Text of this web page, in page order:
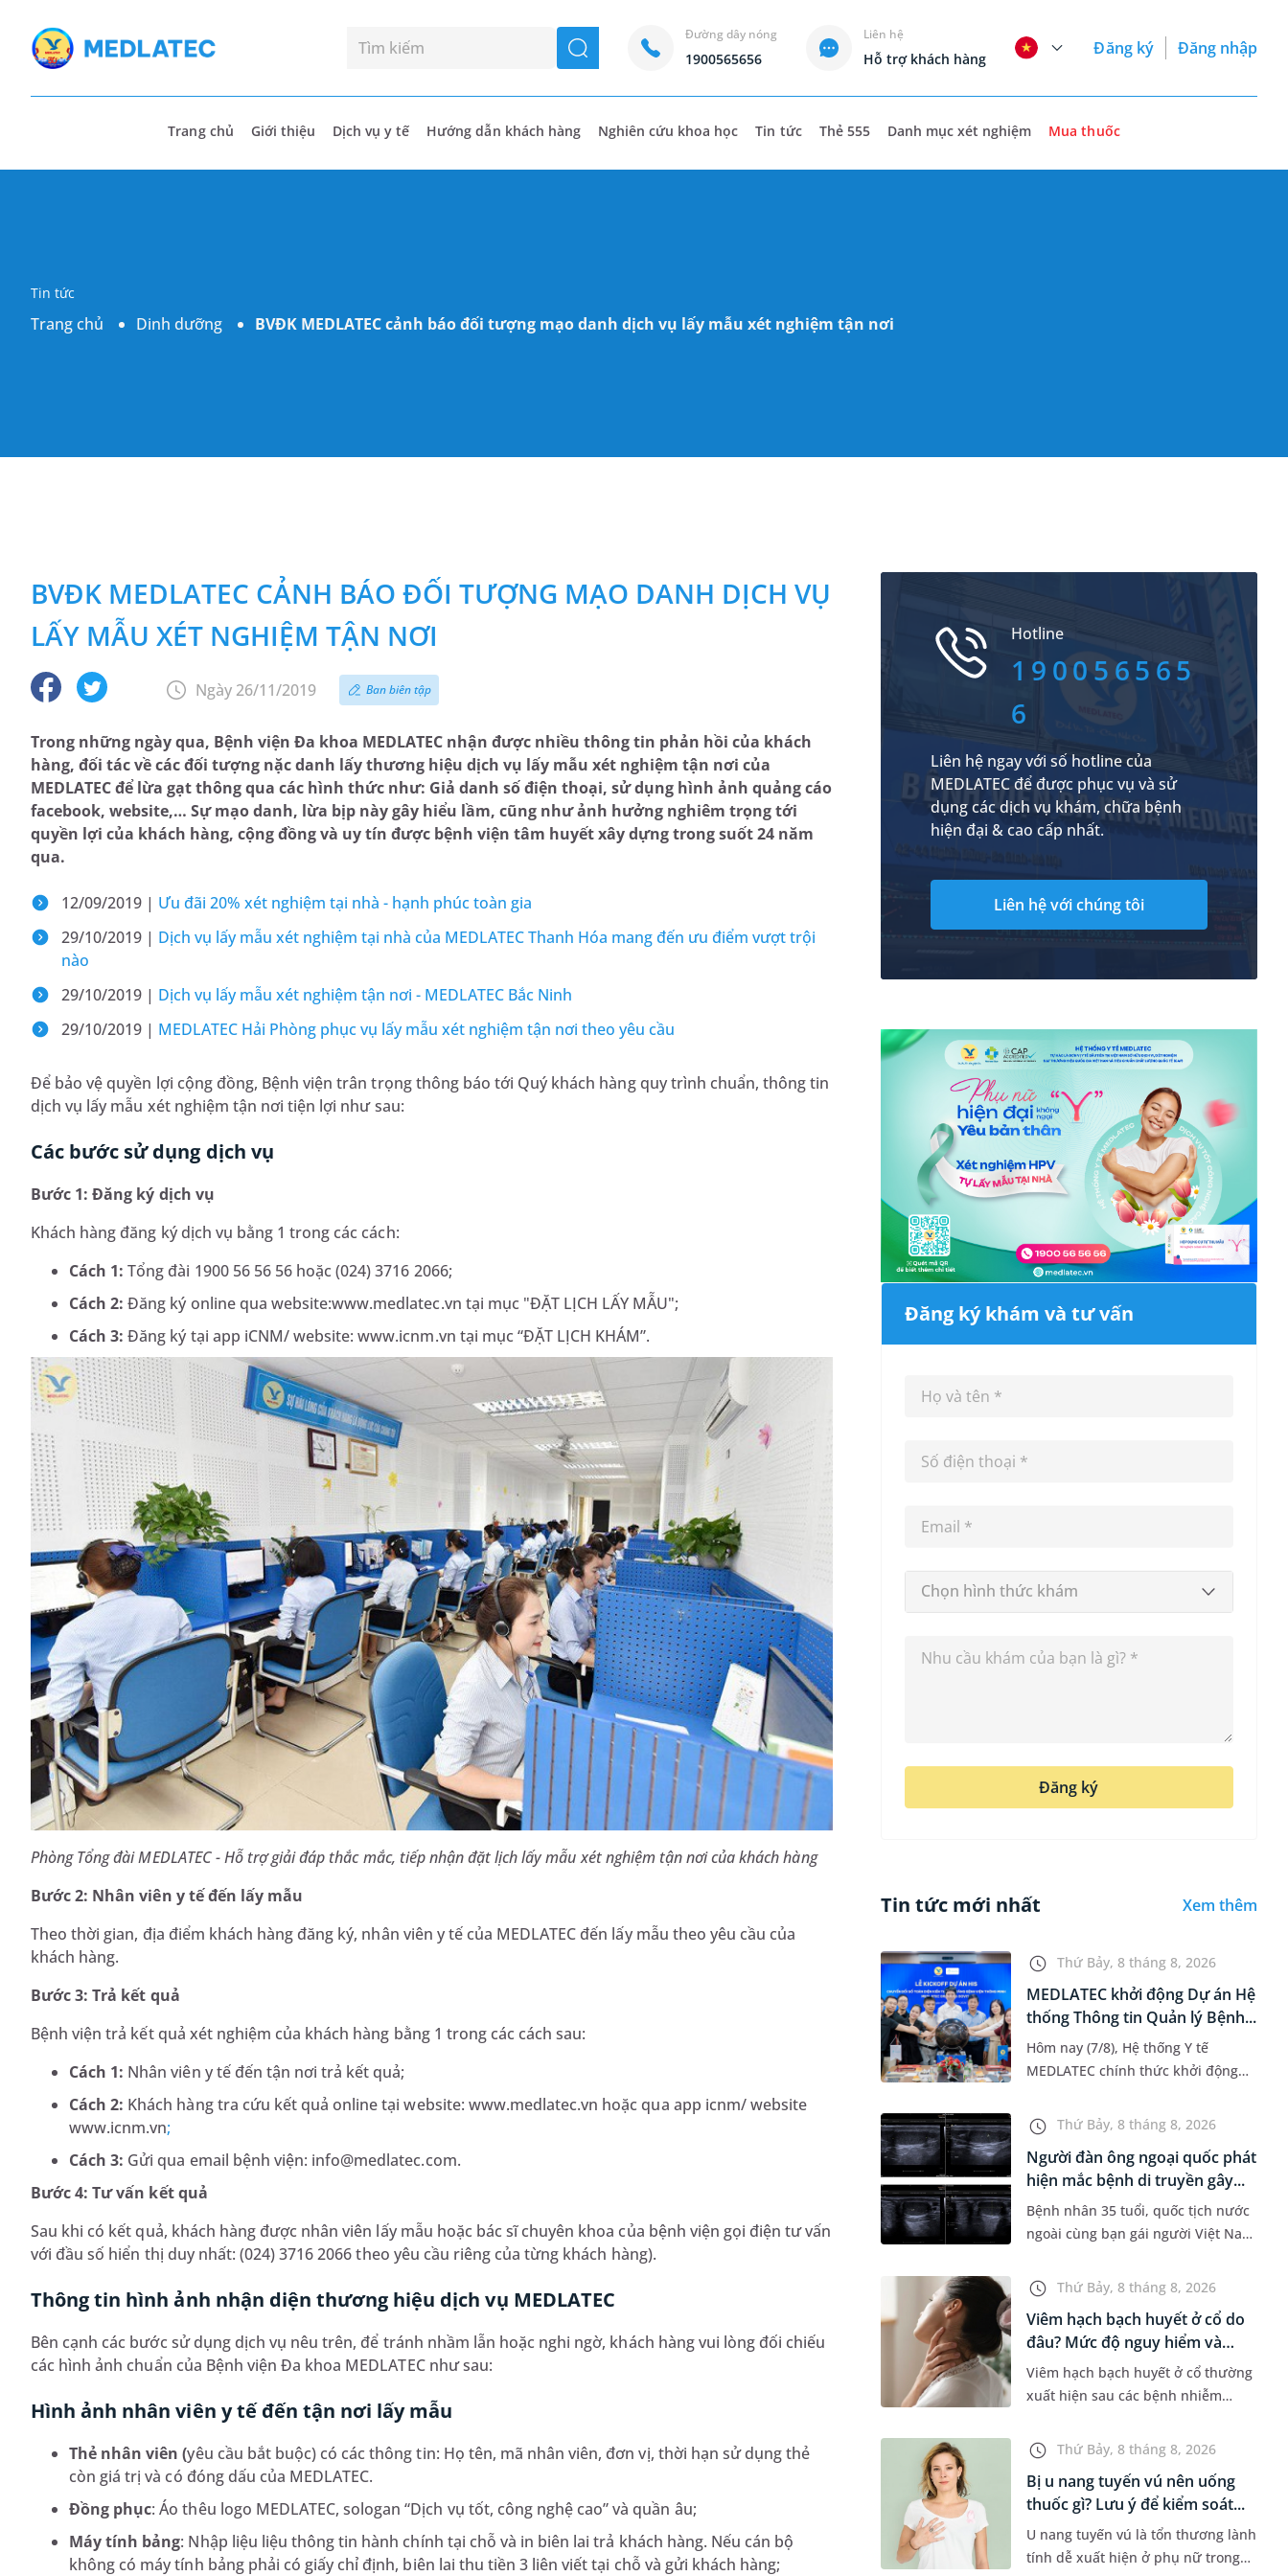
seach
Đường dây nóng
1900565656
Liên hệ
Hỗ trợ khách hàng
Đăng ký Đăng nhập
Trang chủ Giới thiệu Dịch vụ y tế Hướng dẫn khách hàng Nghiên cứu khoa học Tin tức Thẻ 555 Danh mục xét nghiệm Mua thuốc
Tin tức
Trang chủ Dinh dưỡng BVĐK MEDLATEC cảnh báo đối tượng mạo danh dịch vụ lấy mẫu xét nghiệm tận nơi
BVĐK MEDLATEC CẢNH BÁO ĐỐI TƯỢNG MẠO DANH DỊCH VỤ
LẤY MẪU XÉT NGHIỆM TẬN NƠI
Ngày 26/11/2019 Ban biên tập
Trong những ngày qua, Bệnh viện Đa khoa MEDLATEC nhận được nhiều thông tin phản hồi của khách
hàng, đối tác về các đối tượng nặc danh lấy thương hiệu dịch vụ lấy mẫu xét nghiệm tận nơi của
MEDLATEC để lừa gạt thông qua các hình thức như: Giả danh số điện thoại, sử dụng hình ảnh quảng cáo
facebook, website,… Sự mạo danh, lừa bịp này gây hiểu lầm, cũng như ảnh hưởng nghiêm trọng tới
quyền lợi của khách hàng, cộng đồng và uy tín được bệnh viện tâm huyết xây dựng trong suốt 24 năm
qua.
12/09/2019 | Ưu đãi 20% xét nghiệm tại nhà - hạnh phúc toàn gia
29/10/2019 | Dịch vụ lấy mẫu xét nghiệm tại nhà của MEDLATEC Thanh Hóa mang đến ưu điểm vượt trội
nào
29/10/2019 | Dịch vụ lấy mẫu xét nghiệm tận nơi - MEDLATEC Bắc Ninh
29/10/2019 | MEDLATEC Hải Phòng phục vụ lấy mẫu xét nghiệm tận nơi theo yêu cầu
Để bảo vệ quyền lợi cộng đồng, Bệnh viện trân trọng thông báo tới Quý khách hàng quy trình chuẩn, thông tin
dịch vụ lấy mẫu xét nghiệm tận nơi tiện lợi như sau:
Các bước sử dụng dịch vụ
Bước 1: Đăng ký dịch vụ
Khách hàng đăng ký dịch vụ bằng 1 trong các cách:
Cách 1: Tổng đài 1900 56 56 56 hoặc (024) 3716 2066;
Cách 2: Đăng ký online qua website:www.medlatec.vn tại mục "ĐẶT LỊCH LẤY MẪU";
Cách 3: Đăng ký tại app iCNM/ website: www.icnm.vn tại mục “ĐẶT LỊCH KHÁM”.
Phòng Tổng đài MEDLATEC - Hỗ trợ giải đáp thắc mắc, tiếp nhận đặt lịch lấy mẫu xét nghiệm tận nơi của khách hàng
Bước 2: Nhân viên y tế đến lấy mẫu
Theo thời gian, địa điểm khách hàng đăng ký, nhân viên y tế của MEDLATEC đến lấy mẫu theo yêu cầu của
khách hàng.
Bước 3: Trả kết quả
Bệnh viện trả kết quả xét nghiệm của khách hàng bằng 1 trong các cách sau:
Cách 1: Nhân viên y tế đến tận nơi trả kết quả;
Cách 2: Khách hàng tra cứu kết quả online tại website: www.medlatec.vn hoặc qua app icnm/ website
www.icnm.vn;
Cách 3: Gửi qua email bệnh viện: info@medlatec.com.
Bước 4: Tư vấn kết quả
Sau khi có kết quả, khách hàng được nhân viên lấy mẫu hoặc bác sĩ chuyên khoa của bệnh viện gọi điện tư vấn
với đầu số hiển thị duy nhất: (024) 3716 2066 theo yêu cầu riêng của từng khách hàng).
Thông tin hình ảnh nhận diện thương hiệu dịch vụ MEDLATEC
Bên cạnh các bước sử dụng dịch vụ nêu trên, để tránh nhầm lẫn hoặc nghi ngờ, khách hàng vui lòng đối chiếu
các hình ảnh chuẩn của Bệnh viện Đa khoa MEDLATEC như sau:
Hình ảnh nhân viên y tế đến tận nơi lấy mẫu
Thẻ nhân viên (yêu cầu bắt buộc) có các thông tin: Họ tên, mã nhân viên, đơn vị, thời hạn sử dụng thẻ
còn giá trị và có đóng dấu của MEDLATEC.
Đồng phục: Áo thêu logo MEDLATEC, sologan “Dịch vụ tốt, công nghệ cao” và quần âu;
Máy tính bảng: Nhập liệu liệu thông tin hành chính tại chỗ và in biên lai trả khách hàng. Nếu cán bộ
không có máy tính bảng phải có giấy chỉ định, biên lai thu tiền 3 liên viết tại chỗ và gửi khách hàng;
Hotline
190056565
6
Liên hệ ngay với số hotline của
MEDLATEC để được phục vụ và sử
dụng các dịch vụ khám, chữa bệnh
hiện đại & cao cấp nhất.
Liên hệ với chúng tôi
Đăng ký khám và tư vấn
Chọn hình thức khám
Đăng ký
Tin tức mới nhất Xem thêm
Thứ Bảy, 8 tháng 8, 2026
MEDLATEC khởi động Dự án Hệ
thống Thông tin Quản lý Bệnh...
Hôm nay (7/8), Hệ thống Y tế
MEDLATEC chính thức khởi động
Bệnh viện (HIS - Hospital
Information System) giai đoạn mới.
Dự á...
Thứ Bảy, 8 tháng 8, 2026
Người đàn ông ngoại quốc phát
hiện mắc bệnh di truyền gây...
Bệnh nhân 35 tuổi, quốc tịch nước
ngoài cùng bạn gái người Việt Nam
hôn nhân. Qua thăm khám và làm
các xét nghiệm chuyên sâu,...
Thứ Bảy, 8 tháng 8, 2026
Viêm hạch bạch huyết ở cổ do
đâu? Mức độ nguy hiểm và
phư...
Viêm hạch bạch huyết ở cổ thường
xuất hiện sau các bệnh nhiễm
đến lao hạch hoặc ung thư. Để tìm
hiểu nguyên nhân gây viêm,...
Thứ Bảy, 8 tháng 8, 2026
Bị u nang tuyến vú nên uống
thuốc gì? Lưu ý để kiểm soát...
U nang tuyến vú là tổn thương lành
tính dễ xuất hiện ở phụ nữ trong